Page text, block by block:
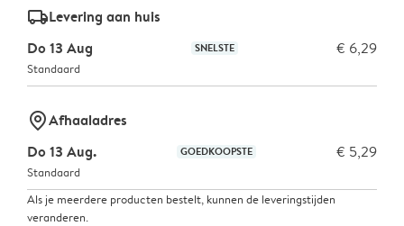
delivery_standard_v2Levering aan huis
Do 13 Aug
SNELSTE € 6,29
Standaard
marker-pinAfhaaladres
Do 13 Aug.
GOEDKOOPSTE € 5,29
Standaard
Als je meerdere producten bestelt, kunnen de leveringstijden
veranderen.